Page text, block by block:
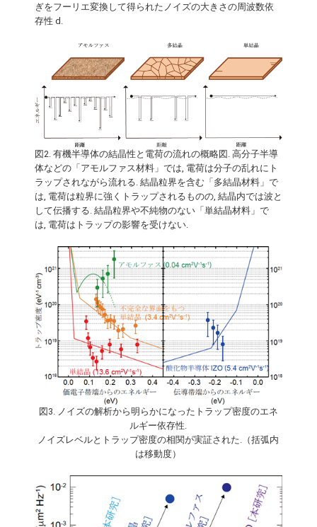
ぎをフーリエ変換して得られたノイズの大きさの周波数依
存性 d.
図2. 有機半導体の結晶性と電荷の流れの概略図. 高分子半導
体などの「アモルファス材料」では, 電荷は分子の乱れにト
ラップされながら流れる. 結晶粒界を含む「多結晶材料」で
は, 電荷は粒界に強くトラップされるものの, 結晶内では波と
して伝播する. 結晶粒界や不純物のない「単結晶材料」で
は, 電荷はトラップの影響を受けない.
図3. ノイズの解析から明らかになったトラップ密度のエネ
ルギー依存性.
ノイズレベルとトラップ密度の相関が実証された.（括弧内
は移動度）